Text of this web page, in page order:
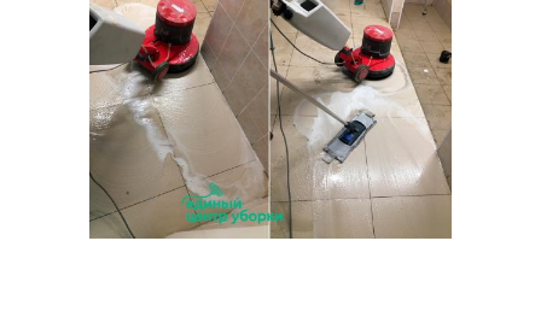
Уборка по частям
11 лайфхаки для
уборки
Советы по уборке